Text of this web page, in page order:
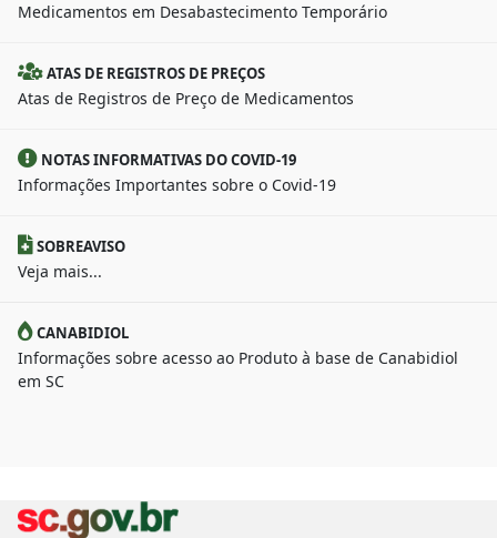
Medicamentos em Desabastecimento Temporário
ATAS DE REGISTROS DE PREÇOS
Atas de Registros de Preço de Medicamentos
NOTAS INFORMATIVAS DO COVID-19
Informações Importantes sobre o Covid-19
SOBREAVISO
Veja mais...
CANABIDIOL
Informações sobre acesso ao Produto à base de Canabidiol
em SC